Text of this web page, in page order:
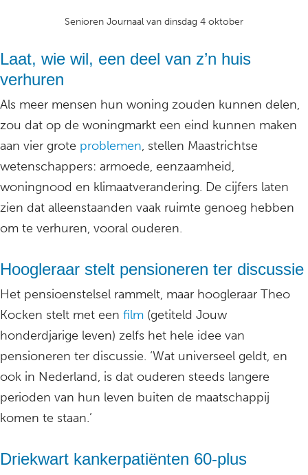
Senioren Journaal van dinsdag 4 oktober
Laat, wie wil, een deel van z’n huis
verhuren
Als meer mensen hun woning zouden kunnen delen,
zou dat op de woningmarkt een eind kunnen maken
aan vier grote problemen, stellen Maastrichtse
wetenschappers: armoede, eenzaamheid,
woningnood en klimaatverandering. De cijfers laten
zien dat alleenstaanden vaak ruimte genoeg hebben
om te verhuren, vooral ouderen.
Hoogleraar stelt pensioneren ter discussie
Het pensioenstelsel rammelt, maar hoogleraar Theo
Kocken stelt met een film (getiteld Jouw
honderdjarige leven) zelfs het hele idee van
pensioneren ter discussie. ‘Wat universeel geldt, en
ook in Nederland, is dat ouderen steeds langere
perioden van hun leven buiten de maatschappij
komen te staan.’
Driekwart kankerpatiënten 60-plus